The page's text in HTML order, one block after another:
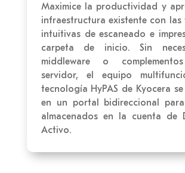
Maximice la productividad y
infraestructura existente con las
intuitivas de escaneado e
carpeta de inicio. Sin
middleware o
servidor, el equipo
tecnología HyPAS de Kyocera
en un portal bidireccional
almacenados en la cuenta de
Activo.